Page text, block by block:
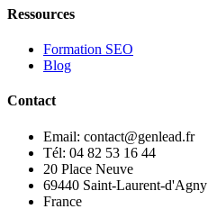
Ressources
Formation SEO
Blog
Contact
Email: contact@genlead.fr
Tél: 04 82 53 16 44
20 Place Neuve
69440 Saint-Laurent-d'Agny
France